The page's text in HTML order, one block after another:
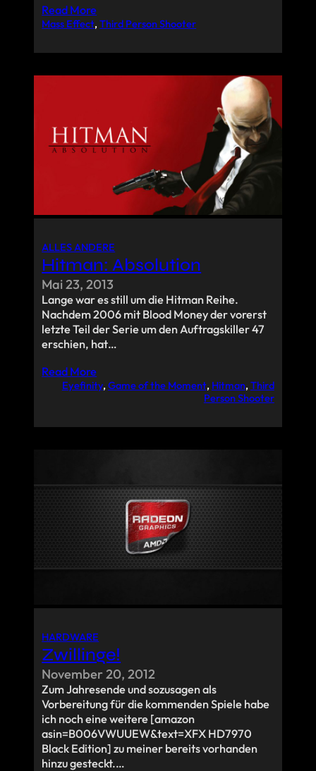
Read More
Mass Effect, Third Person Shooter
ALLES ANDERE
Hitman: Absolution
Mai 23, 2013
Lange war es still um die Hitman Reihe.
Nachdem 2006 mit Blood Money der vorerst
letzte Teil der Serie um den Auftragskiller 47
erschien, hat…
Read More
Eyefinity, Game of the Moment, Hitman, Third
Person Shooter
HARDWARE
Zwillinge!
November 20, 2012
Zum Jahresende und sozusagen als
Vorbereitung für die kommenden Spiele habe
ich noch eine weitere [amazon
asin=B006VWUUEW&text=XFX HD7970
Black Edition] zu meiner bereits vorhanden
hinzu gesteckt.…